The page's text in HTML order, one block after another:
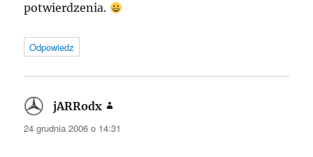
potwierdzenia.
Odpowiedz
jARRodx
24 grudnia 2006 o 14:31